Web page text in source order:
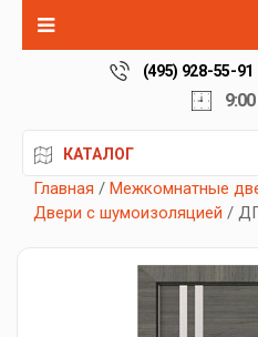
(495) 928-55-91
КАТАЛОГ
Главная / Межкомнатные
Двери с шумоизоляцией /